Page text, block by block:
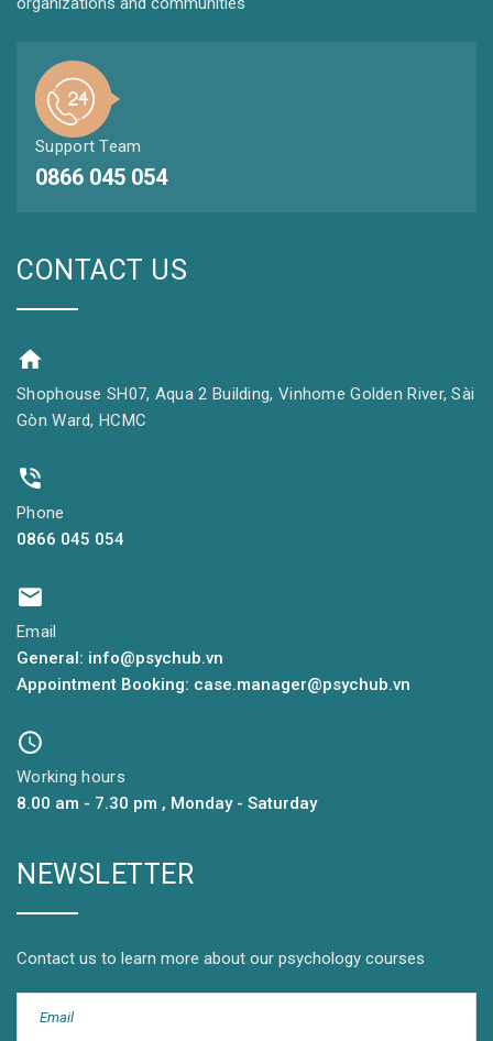
Support Team
0866 045 054
CONTACT US
Shophouse SH07, Aqua 2 Building, Vinhome Golden River, Sài
Gòn Ward, HCMC
Phone
0866 045 054
Email
General: info@psychub.vn
Appointment Booking: case.manager@psychub.vn
Working hours
8.00 am - 7.30 pm , Monday - Saturday
NEWSLETTER
Contact us to learn more about our psychology courses